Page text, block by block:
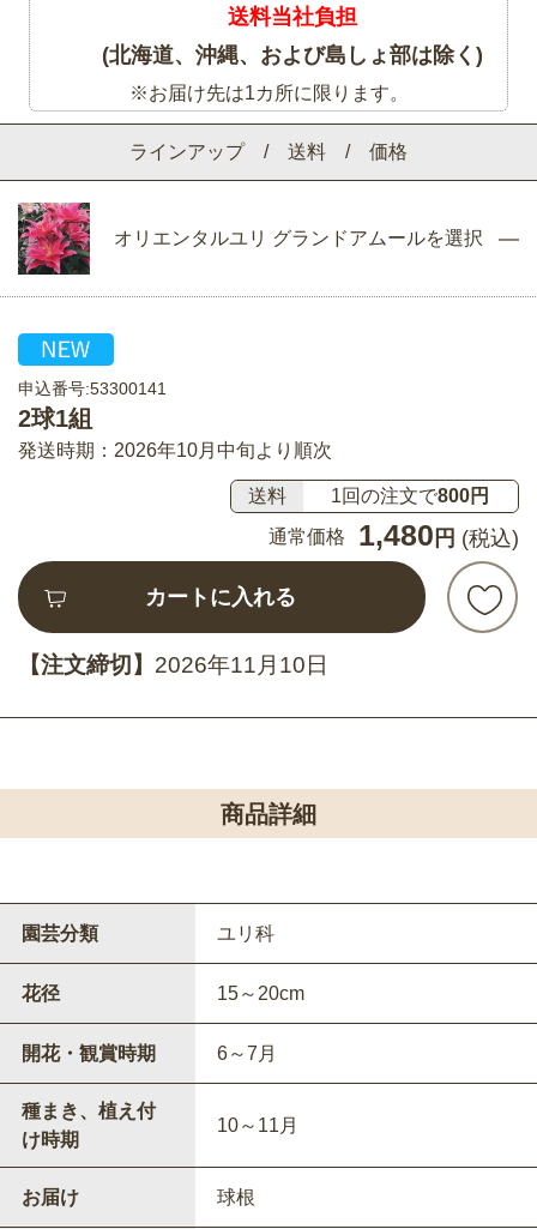
ラインアップ / 送料 / 価格
オリエンタルユリ グランドアムールを選択
申込番号:53300141
2球1組
発送時期：2026年10月中旬より順次
送料 1回の注文で800円
通常価格
1,480 円 (税込)
カートに入れる
【注文締切】 2026年11月10日
送料当社負担
(北海道、沖縄、および島しょ部は除く)
※お届け先は1カ所に限ります。
商品詳細
園芸分類 ユリ科
花径 15～20cm
開花・観賞時期 6～7月
種まき、植え付
け時期
10～11月
お届け 球根